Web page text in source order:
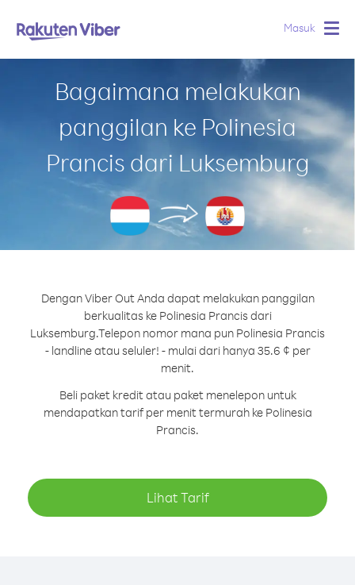
Masuk
Bagaimana melakukan
panggilan ke Polinesia
Prancis dari Luksemburg
Dengan Viber Out Anda dapat melakukan panggilan
berkualitas ke Polinesia Prancis dari
Luksemburg.Telepon nomor mana pun Polinesia Prancis
- landline atau seluler! - mulai dari hanya 35.6 ¢ per
menit.
Beli paket kredit atau paket menelepon untuk
mendapatkan tarif per menit termurah ke Polinesia
Prancis.
Lihat Tarif